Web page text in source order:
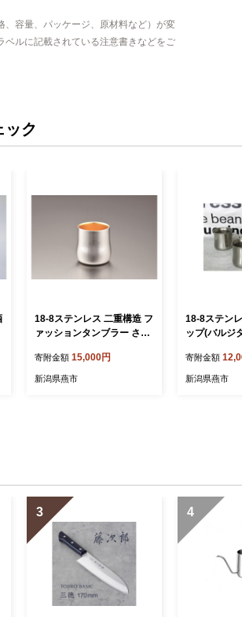
容量、パッケージ、原材料など）が変
ルに記載されている注意書きなどをご
ック
18-8ステンレス 二重構造 フ
ァッションタンブラー さく
49
寄附金額 15,000円
新潟県燕市
18-8ステン
ップ(バルジ
寄附金額
新潟県燕市
3 4